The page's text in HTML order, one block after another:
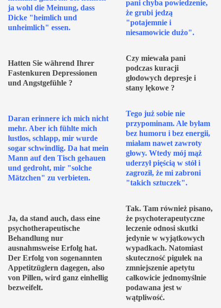
ja wohl die Meinung, dass
Dicke "heimlich und
unheimlich" essen.
pani chyba powiedzenie,
że grubi jedzą
"potajemnie i
niesamowicie dużo".
Hatten Sie während Ihrer
Fastenkuren Depressionen
und Angstgefühle ?
Czy miewała pani
podczas kuracji
głodowych depresje i
stany lękowe ?
Daran erinnere ich mich nicht
mehr. Aber ich fühlte mich
lustlos, schlapp, mir wurde
sogar schwindlig. Da hat mein
Mann auf den Tisch gehauen
und gedroht, mir "solche
Mätzchen" zu verbieten.
Tego już sobie nie
przypominam. Ale byłam
bez humoru i bez energii,
miałam nawet zawroty
głowy. Wtedy mój mąż
uderzył pięścią w stół i
zagroził, że mi zabroni
"takich sztuczek".
Ja, da stand auch, dass eine
psychotherapeutische
Behandlung nur
ausnahmsweise Erfolg hat.
Der Erfolg von sogenannten
Appetitzüglern dagegen, also
von Pillen, wird ganz einhellig
bezweifelt.
Tak. Tam również pisano,
że psychoterapeutyczne
leczenie odnosi skutki
jedynie w wyjątkowych
wypadkach. Natomiast
skuteczność pigułek na
zmniejszenie apetytu
całkowicie jednomyślnie
podawana jest w
wątpliwość.